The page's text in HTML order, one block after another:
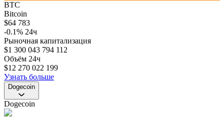
BTC
Bitcoin
$64 783
-0.1% 24ч
Рыночная капитализация
$1 300 043 794 112
Объём 24ч
$12 270 022 199
Узнать больше
Dogecoin
Dogecoin